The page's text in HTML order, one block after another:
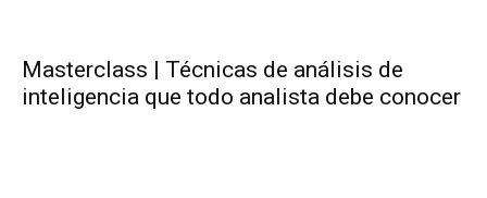
Masterclass | Técnicas de análisis de
inteligencia que todo analista debe conocer